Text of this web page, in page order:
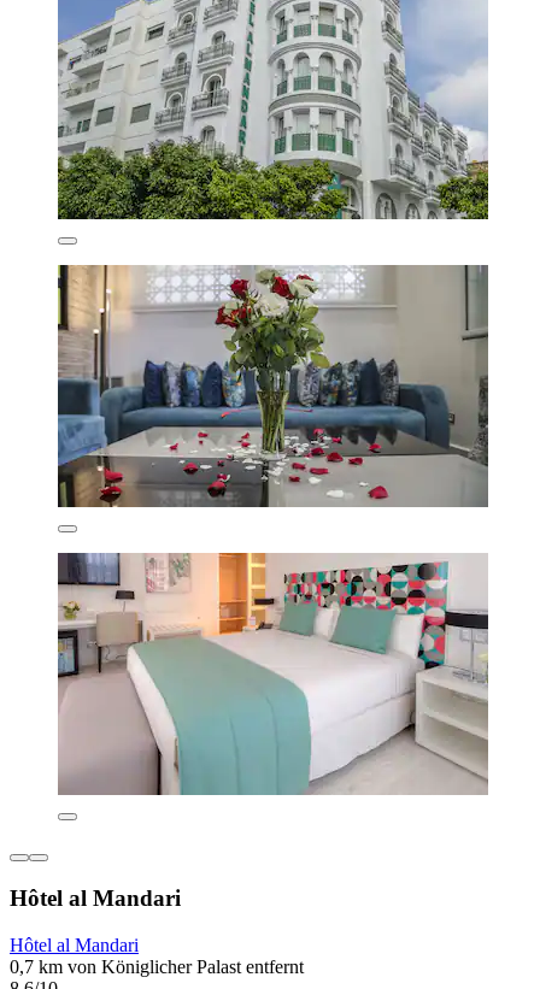
Hôtel al Mandari
Hôtel al Mandari
0,7 km von Königlicher Palast entfernt